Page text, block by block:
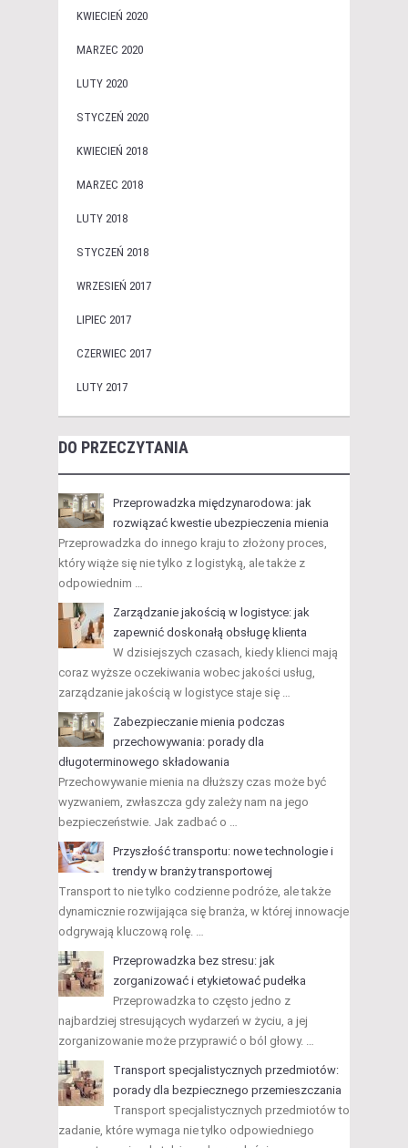
KWIECIEŃ 2020
MARZEC 2020
LUTY 2020
STYCZEŃ 2020
KWIECIEŃ 2018
MARZEC 2018
LUTY 2018
STYCZEŃ 2018
WRZESIEŃ 2017
LIPIEC 2017
CZERWIEC 2017
LUTY 2017
DO PRZECZYTANIA
Przeprowadzka międzynarodowa: jak
rozwiązać kwestie ubezpieczenia mienia
Przeprowadzka do innego kraju to złożony proces,
który wiąże się nie tylko z logistyką, ale także z
odpowiednim …
Zarządzanie jakością w logistyce: jak
zapewnić doskonałą obsługę klienta
W dzisiejszych czasach, kiedy klienci mają
coraz wyższe oczekiwania wobec jakości usług,
zarządzanie jakością w logistyce staje się …
Zabezpieczanie mienia podczas
przechowywania: porady dla
długoterminowego składowania
Przechowywanie mienia na dłuższy czas może być
wyzwaniem, zwłaszcza gdy zależy nam na jego
bezpieczeństwie. Jak zadbać o …
Przyszłość transportu: nowe technologie i
trendy w branży transportowej
Transport to nie tylko codzienne podróże, ale także
dynamicznie rozwijająca się branża, w której innowacje
odgrywają kluczową rolę. …
Przeprowadzka bez stresu: jak
zorganizować i etykietować pudełka
Przeprowadzka to często jedno z
najbardziej stresujących wydarzeń w życiu, a jej
zorganizowanie może przyprawić o ból głowy. …
Transport specjalistycznych przedmiotów:
porady dla bezpiecznego przemieszczania
Transport specjalistycznych przedmiotów to
zadanie, które wymaga nie tylko odpowiedniego